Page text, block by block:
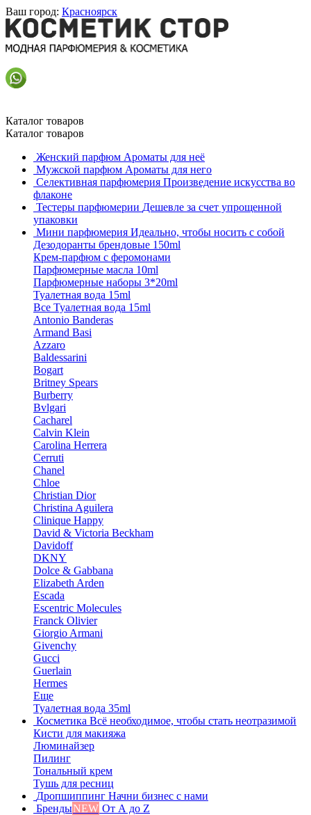
Ваш город: Красноярск
Каталог товаров
Каталог товаров
Женский парфюм Ароматы для неё
Мужской парфюм Ароматы для него
Селективная парфюмерия Произведение искусства во
флаконе
Тестеры парфюмерии Дешевле за счет упрощенной
упаковки
Мини парфюмерия Идеально, чтобы носить с собой
Дезодоранты брендовые 150ml
Крем-парфюм с феромонами
Парфюмерные масла 10ml
Парфюмерные наборы 3*20ml
Туалетная вода 15ml
Все Туалетная вода 15ml
Antonio Banderas
Armand Basi
Azzaro
Baldessarini
Bogart
Britney Spears
Burberry
Bvlgari
Cacharel
Calvin Klein
Carolina Herrera
Cerruti
Chanel
Chloe
Christian Dior
Christina Aguilera
Clinique Happy
David & Victoria Beckham
Davidoff
DKNY
Dolce & Gabbana
Elizabeth Arden
Escada
Escentric Molecules
Franck Olivier
Giorgio Armani
Givenchy
Gucci
Guerlain
Hermes
Еще
Туалетная вода 35ml
Косметика Всё необходимое, чтобы стать неотразимой
Кисти для макияжа
Люминайзер
Пилинг
Тональный крем
Тушь для ресниц
Дропшиппинг Начни бизнес с нами
БрендыNEW От А до Z